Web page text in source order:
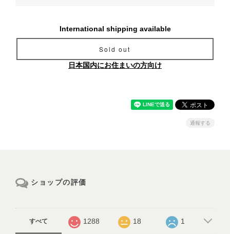
International shipping available
Sold out
日本国内にお住まいの方向け
通報する
ショップの評価
すべて 1288 18 1